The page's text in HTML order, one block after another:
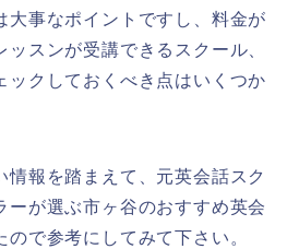
大事なポイントですし、料金が
スンが受講できるスクール、
ックしておくべき点はいくつか
情報を踏まえて、元英会話スク
ーが選ぶ市ヶ谷のおすすめ英会
で参考にしてみて下さい。